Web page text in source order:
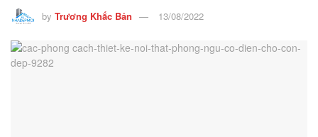
by Trương Khắc Bản 13/08/2022